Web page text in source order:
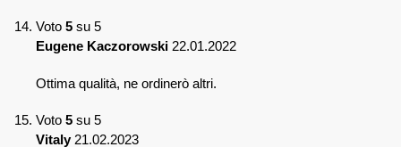
Voto 5 su 5
Eugene Kaczorowski 22.01.2022
Ottima qualità, ne ordinerò altri.
Voto 5 su 5
Vitaly 21.02.2023